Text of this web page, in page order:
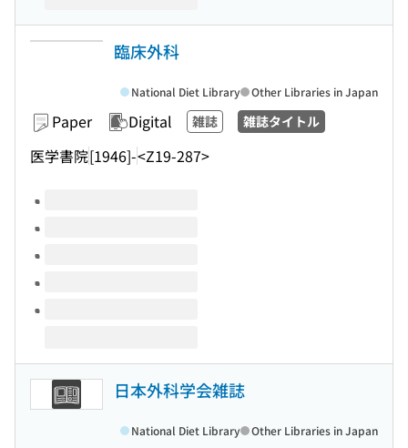
臨床外科
Paper Digital 雑誌 雑誌タイトル
医学書院[1946]-<Z19-287>
National Diet Library Other Libraries in Japan
Volumes of this title
日本外科学会雑誌
National Diet Library Other Libraries in Japan